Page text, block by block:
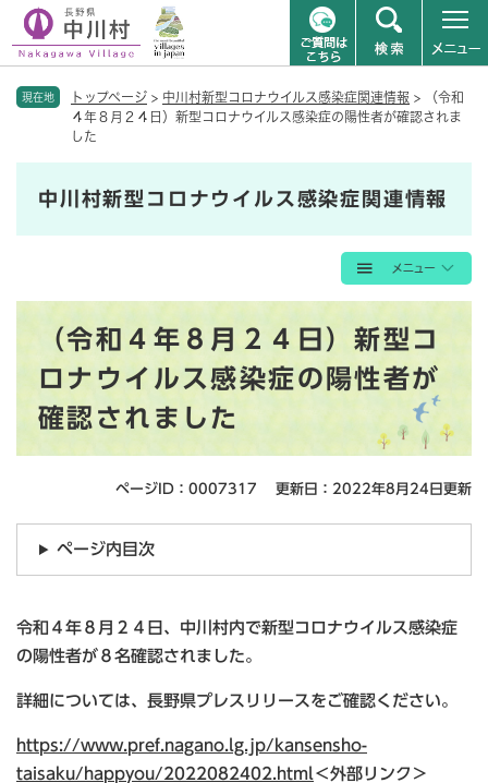
現在地 トップページ > 中川村新型コロナウイルス感染症関連情報 >
（令和
４年８月２４日）新型コロナウイルス感染症の陽性者が確認されま
した
中川村新型コロナウイルス感染症関連情報
（令和４年８月２４日）新型コ
ロナウイルス感染症の陽性者が
確認されました
ページID：0007317 更新日：2022年8月24日更新
ページ内目次
令和４年８月２４日、中川村内で新型コロナウイルス感染症
の陽性者が８名確認されました。
詳細については、長野県プレスリリースをご確認ください。
https://www.pref.nagano.lg.jp/kansensho-
taisaku/happyou/2022082402.html＜外部リンク＞